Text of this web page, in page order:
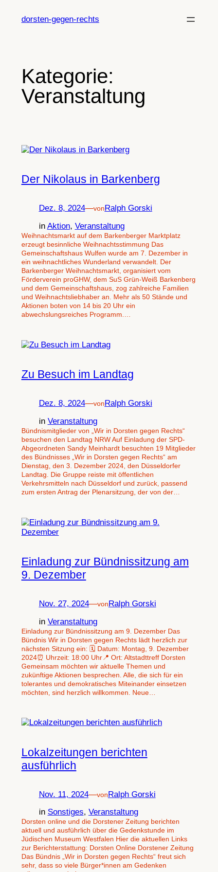
Inhaltdorsten-gegen-rechts
Kategorie:
Veranstaltung
Der Nikolaus in Barkenberg
Dez. 8, 2024—von Ralph Gorski
in Aktion, Veranstaltung
Weihnachtsmarkt auf dem Barkenberger Marktplatz
erzeugt besinnliche Weihnachtsstimmung Das
Gemeinschaftshaus Wulfen wurde am 7. Dezember in
ein weihnachtliches Wunderland verwandelt. Der
Barkenberger Weihnachtsmarkt, organisiert vom
Förderverein proGHW, dem SuS Grün-Weiß Barkenberg
und dem Gemeinschaftshaus, zog zahlreiche Familien
und Weihnachtsliebhaber an. Mehr als 50 Stände und
Aktionen boten von 14 bis 20 Uhr ein
abwechslungsreiches Programm.…
Zu Besuch im Landtag
Dez. 8, 2024—von Ralph Gorski
in Veranstaltung
Bündnismitglieder von „Wir in Dorsten gegen Rechts“
besuchen den Landtag NRW Auf Einladung der SPD-
Abgeordneten Sandy Meinhardt besuchten 19 Mitglieder
des Bündnisses „Wir in Dorsten gegen Rechts“ am
Dienstag, den 3. Dezember 2024, den Düsseldorfer
Landtag. Die Gruppe reiste mit öffentlichen
Verkehrsmitteln nach Düsseldorf und zurück, passend
zum ersten Antrag der Plenarsitzung, der von der…
Einladung zur Bündnissitzung am
9. Dezember
Nov. 27, 2024—vonRalph Gorski
in Veranstaltung
Einladung zur Bündnissitzung am 9. Dezember Das
Bündnis Wir in Dorsten gegen Rechts lädt herzlich zur
nächsten Sitzung ein: 🗓 Datum: Montag, 9. Dezember
2024⏰ Uhrzeit: 18:00 Uhr📍 Ort: Altstadttreff Dorsten
Gemeinsam möchten wir aktuelle Themen und
zukünftige Aktionen besprechen. Alle, die sich für ein
tolerantes und demokratisches Miteinander einsetzen
möchten, sind herzlich willkommen. Neue…
Lokalzeitungen berichten
ausführlich
Nov. 11, 2024—vonRalph Gorski
in Sonstiges, Veranstaltung
Dorsten online und die Dorstener Zeitung berichten
aktuell und ausführlich über die Gedenkstunde im
Jüdischen Museum Westfalen Hier die aktuellen Links
zur Berichterstattung: Dorsten Online Dorstener Zeitung
Das Bündnis „Wir in Dorsten gegen Rechts“ freut sich
sehr, dass so viele Bürger*innen am Gedenken